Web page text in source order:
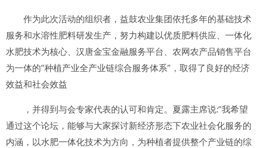
作为此次活动的组织者，益鼓农业集团依托多年的基础技术
服务和水溶性肥料研发生产，努力构建以优质肥料供应、一体化
水肥技术为核心、汉唐金宝金融服务平台、农网农产品销售平台
为一体的“种植产业全产业链综合服务体系”，取得了良好的经济
效益和社会效益
，并得到与会专家代表的认可和肯定。夏露主席说:“我希望
通过这个论坛，能够与大家探讨新经济形态下农业社会化服务的
内涵，以水肥一体化技术为方向，为种植者提供整个产业链的综